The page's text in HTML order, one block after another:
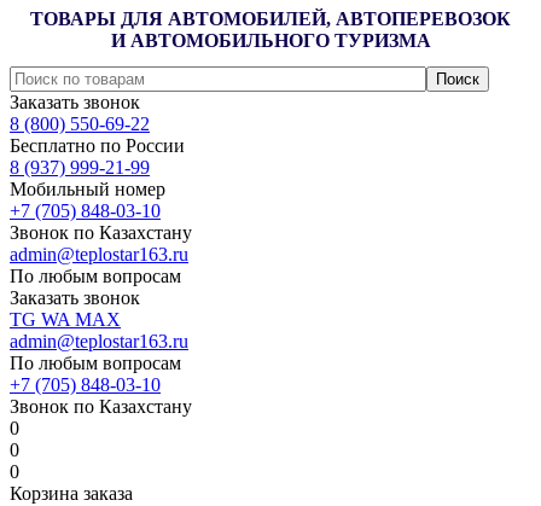
ТОВАРЫ ДЛЯ АВТОМОБИЛЕЙ, АВТОПЕРЕВОЗОК
И АВТОМОБИЛЬНОГО ТУРИЗМА
Заказать звонок
8 (800) 550-69-22
Бесплатно по России
8 (937) 999-21-99
Мобильный номер
+7 (705) 848-03-10
Звонок по Казахстану
admin@teplostar163.ru
По любым вопросам
Заказать звонок
TG WA MAX
admin@teplostar163.ru
По любым вопросам
+7 (705) 848-03-10
Звонок по Казахстану
0
0
0
Корзина заказа